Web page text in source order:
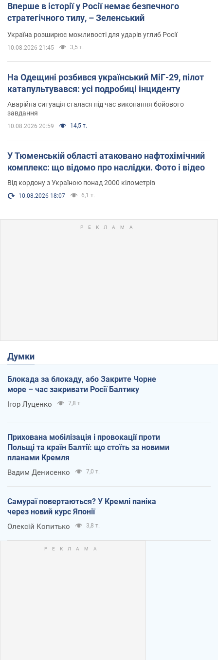
Вперше в історії у Росії немає безпечного
стратегічного тилу, – Зеленський
Україна розширює можливості для ударів углиб Росії
10.08.2026 21:45 3,5 т.
На Одещині розбився український МіГ-29, пілот
катапультувався: усі подробиці інциденту
Аварійна ситуація сталася під час виконання бойового
завдання
10.08.2026 20:59 14,5 т.
У Тюменській області атаковано нафтохімічний
комплекс: що відомо про наслідки. Фото і відео
Від кордону з Україною понад 2000 кілометрів
10.08.2026 18:07 6,1 т.
Думки
Блокада за блокаду, або Закрите Чорне
море – час закривати Росії Балтику
Ігор Луценко 7,8 т.
Прихована мобілізація і провокації проти
Польщі та країн Балтії: що стоїть за новими
планами Кремля
Вадим Денисенко 7,0 т.
Самураї повертаються? У Кремлі паніка
через новий курс Японії
Олексій Копитько 3,8 т.